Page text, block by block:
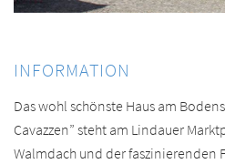
INFORMATION
Das wohl schönste Haus am
Cavazzen” steht am Lindauer
Walmdach und der faszinierenden